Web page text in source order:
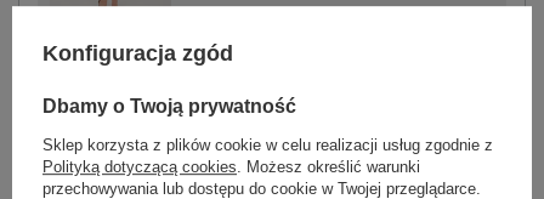
One size 5906694060908 -
Konfiguracja zgód
Dbamy o Twoją prywatność
Sklep korzysta z plików cookie w celu realizacji usług zgodnie z
Polityką dotyczącą cookies . Możesz określić warunki
przechowywania lub dostępu do cookie w Twojej przeglądarce.